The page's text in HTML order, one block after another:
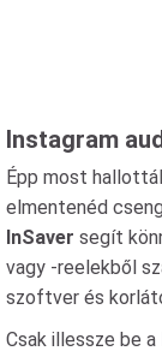
Instagram
Épp most
elmentenéd
InSaver segít
vagy -reelekből
szoftver és
Csak illessze be